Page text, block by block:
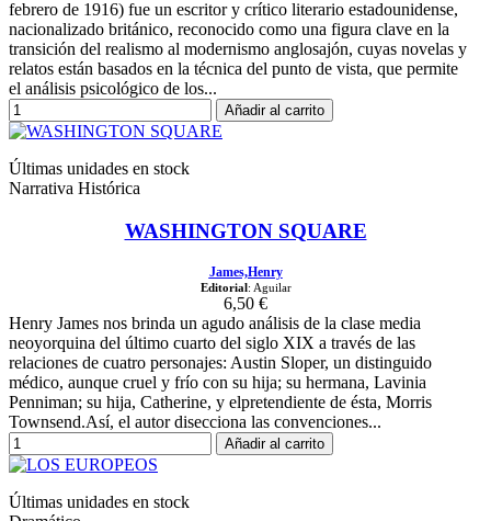
febrero de 1916) fue un escritor y crítico literario estadounidense,
nacionalizado británico, reconocido como una figura clave en la
transición del realismo al modernismo anglosajón, cuyas novelas y
relatos están basados en la técnica del punto de vista, que permite
el análisis psicológico de los...
Añadir al carrito
Últimas unidades en stock
Narrativa Histórica
WASHINGTON SQUARE
James,Henry
Editorial: Aguilar
6,50 €
Henry James nos brinda un agudo análisis de la clase media
neoyorquina del último cuarto del siglo XIX a través de las
relaciones de cuatro personajes: Austin Sloper, un distinguido
médico, aunque cruel y frío con su hija; su hermana, Lavinia
Penniman; su hija, Catherine, y elpretendiente de ésta, Morris
Townsend.Así, el autor disecciona las convenciones...
Añadir al carrito
Últimas unidades en stock